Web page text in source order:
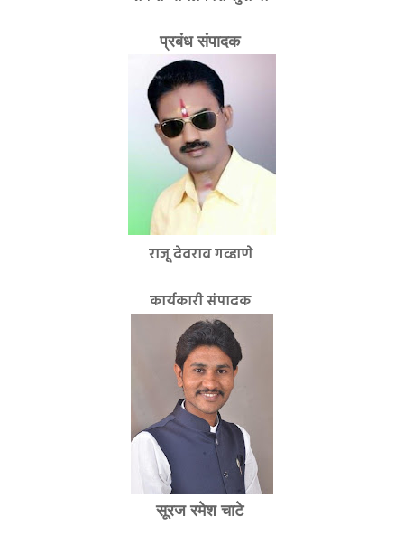
प्रबंध संपादक
राजू देवराव गव्हाणे
कार्यकारी संपादक
सूरज रमेश चाटे